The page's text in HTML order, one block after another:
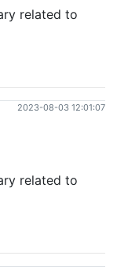
related to
2023-08-03 12:01:07
related to